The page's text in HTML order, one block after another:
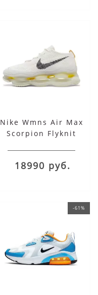
Nike Wmns Air Max
Scorpion Flyknit
18990 руб.
-61%